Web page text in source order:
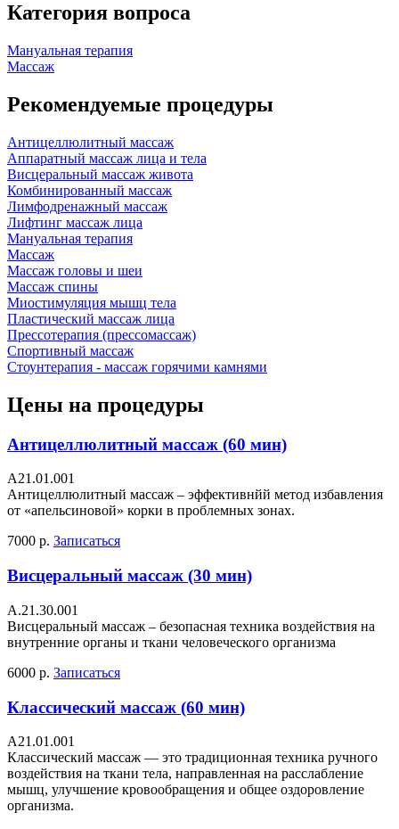
Категория вопроса
Мануальная терапия
Массаж
Рекомендуемые процедуры
Антицеллюлитный массаж
Аппаратный массаж лица и тела
Висцеральный массаж живота
Комбинированный массаж
Лимфодренажный массаж
Лифтинг массаж лица
Мануальная терапия
Массаж
Массаж головы и шеи
Массаж спины
Миостимуляция мышц тела
Пластический массаж лица
Прессотерапия (прессомассаж)
Спортивный массаж
Стоунтерапия - массаж горячими камнями
Цены на процедуры
Антицеллюлитный массаж (60 мин)
A21.01.001
Антицеллюлитный массаж – эффективнйй метод избавления
от «апельсиновой» корки в проблемных зонах.
7000 р. Записаться
Висцеральный массаж (30 мин)
А.21.30.001
Висцеральный массаж – безопасная техника воздействия на
внутренние органы и ткани человеческого организма
6000 р. Записаться
Классический массаж (60 мин)
A21.01.001
Классический массаж — это традиционная техника ручного
воздействия на ткани тела, направленная на расслабление
мышц, улучшение кровообращения и общее оздоровление
организма.